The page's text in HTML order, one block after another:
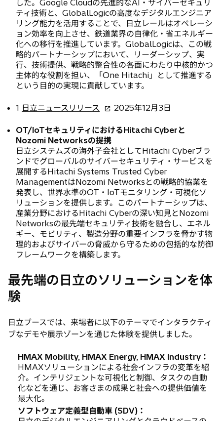
した。Google Cloudの先進的なAI・サイバーセキュリ
ティ技術と、GlobalLogicの高度なデジタルエンジニア
リング能力を活用することで、日立レールはオペレーシ
ョン効率を向上させ、鉄道業界の自律化・省エネルギー
化への移行を推進しています。GlobalLogicは、この戦
略的パートナーシップにおいて、リーダーシップ、実
行、技術提供、戦略的整合性の各面にわたり中核的かつ
主体的な役割を担い、「One Hitachi」として推進する
という目的の実現に貢献しています。
1 日立ニュースリリース 新
い
タ
ブ
で
開
く
2025年12月3日
OT/IoTセキュリティにおけるHitachi Cyberと
Nozomi Networksの提携
日立システムズの海外子会社としてHitachi Cyberブラ
ンドでグローバルのサイバーセキュリティ・サービスを
展開するHitachi Systems Trusted Cyber
ManagementはNozomi Networksとの戦略的協業を
発表し、世界水準のOT・IoTモニタリング・可視化ソ
リューションを提供します。このパートナーシップは、
産業分野におけるHitachi Cyberの深い知見とNozomi
Networksの最先端セキュリティ技術を融合し、エネル
ギー、モビリティ、製造分野の重要インフラを脅かす物
理的およびサイバーの脅威から守るための包括的な防御
フレームワークを構築します。
最先端の日立のソリューションを体
験
日立ブースでは、来場者に以下のテーマでインタラクティ
ブなデモや展示ゾーンを通じた体験を提供しました。
HMAX Mobility, HMAX Energy, HMAX Industry：
HMAXソリューションによる社会インフラの変革を紹
介。インテリジェントな可視化と制御、タスクの自動
化などを通じ、お客さまの成果と社会への提供価値を
最大化。
ソフトウェア定義型自動車 (SDV)：